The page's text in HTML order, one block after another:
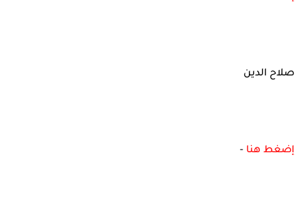
صلاح الدين
إضغط هنا -